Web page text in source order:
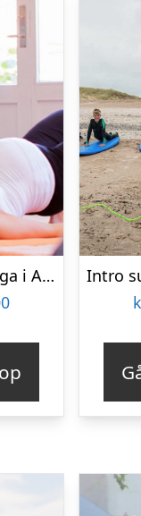
Prøv Gravidyoga i Aarhus